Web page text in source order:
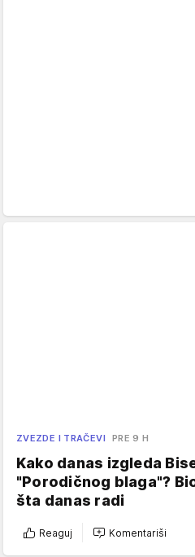
ZVEZDE I TRAČEVI PRE 9 H
Kako danas izgleda
"Porodičnog blaga"?
šta danas radi
Reaguj Komentariši